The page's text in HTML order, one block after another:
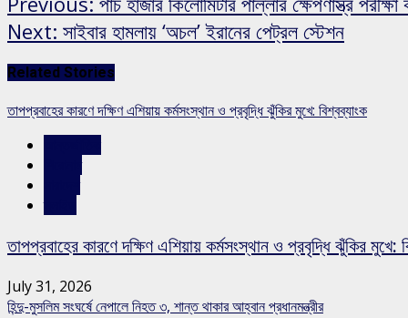
Next: সাইবার হামলায় ‘অচল’ ইরানের পেট্রল স্টেশন
Related Stories
তাপপ্রবাহের কারণে দক্ষিণ এশিয়ায় কর্মসংস্থান ও প্রবৃদ্ধি ঝুঁকির মুখে: বিশ্বব্যাংক
তাপপ্রবাহের কারণে দক্ষিণ এশিয়ায় কর্মসংস্থান ও প্রবৃদ্ধি ঝুঁকির মুখে:
July 31, 2026
হিন্দু-মুসলিম সংঘর্ষে নেপালে নিহত ৩, শান্ত থাকার আহ্বান প্রধানমন্ত্রীর